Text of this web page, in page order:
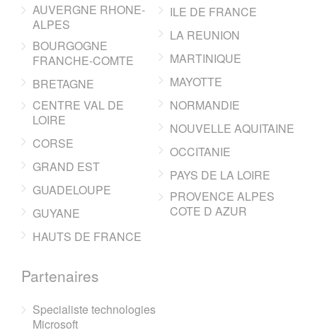
AUVERGNE RHONE-
ALPES
BOURGOGNE
FRANCHE-COMTE
BRETAGNE
CENTRE VAL DE
LOIRE
CORSE
GRAND EST
GUADELOUPE
GUYANE
HAUTS DE FRANCE
ILE DE FRANCE
LA REUNION
MARTINIQUE
MAYOTTE
NORMANDIE
NOUVELLE AQUITAINE
OCCITANIE
PAYS DE LA LOIRE
PROVENCE ALPES
COTE D AZUR
Partenaires
Specialiste technologies
Microsoft